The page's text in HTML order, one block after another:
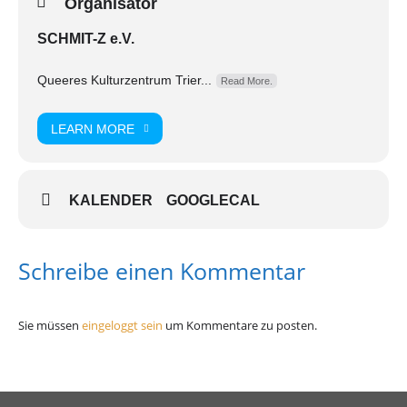
Getränke- und Speisekarte sowie das kulturelle
Begleitprogramm präsentiert. Der Queergarten ist nun an den
Herbstwochenenden
Organisator
SCHMIT-Z e.V.
Queeres Kulturzentrum Trier... Read More.
LEARN MORE
KALENDER GOOGLECAL
Schreibe einen Kommentar
Sie müssen eingeloggt sein um Kommentare zu posten.